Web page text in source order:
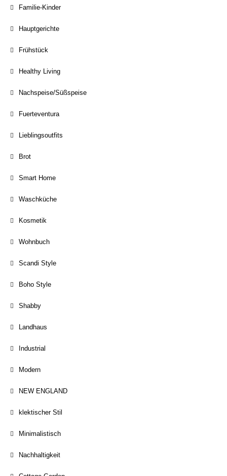
Familie-Kinder
Hauptgerichte
Frühstück
Healthy Living
Nachspeise/Süßspeise
Fuerteventura
Lieblingsoutfits
Brot
Smart Home
Waschküche
Kosmetik
Wohnbuch
Scandi Style
Boho Style
Shabby
Landhaus
Industrial
Modern
NEW ENGLAND
klektischer Stil
Minimalistisch
Nachhaltigkeit